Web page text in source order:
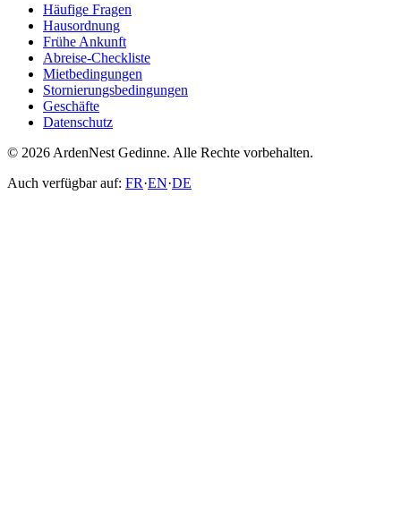
Häufige Fragen
Hausordnung
Frühe Ankunft
Abreise-Checkliste
Mietbedingungen
Stornierungsbedingungen
Geschäfte
Datenschutz
© 2026 ArdenNest Gedinne. Alle Rechte vorbehalten.
Auch verfügbar auf: FR·EN·DE